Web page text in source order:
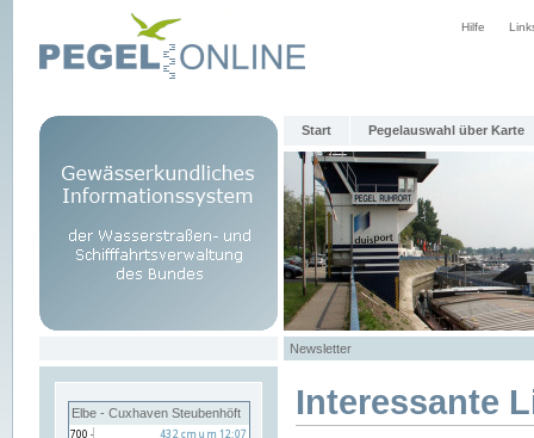
Hilfe
Start Pegelauswahl über Karte
Newsletter
Elbe - Cuxhaven Steubenhöft Interessante